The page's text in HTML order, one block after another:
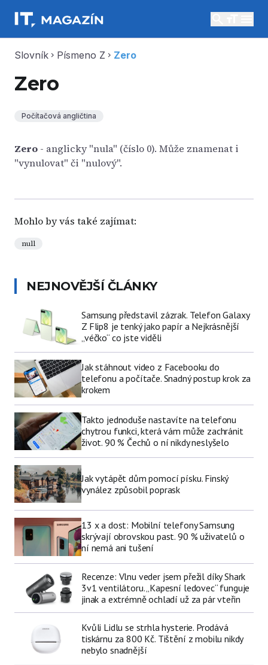
Slovník chevron_right Písmeno Z chevron_right Zero
Zero
Počítačová angličtina
Zero - anglicky "nula" (číslo 0). Může znamenat i
"vynulovat" či "nulový".
Mohlo by vás také zajímat:
null
NEJNOVĚJŠÍ ČLÁNKY
Samsung představil zázrak. Telefon Galaxy
Z Flip8 je tenký jako papír a Nejkrásnější
„véčko“ co jste viděli
Jak stáhnout video z Facebooku do
telefonu a počítače. Snadný postup krok za
krokem
Takto jednoduše nastavíte na telefonu
chytrou funkci, která vám může zachránit
život. 90 % Čechů o ní nikdy neslyšelo
Jak vytápět dům pomocí písku. Finský
vynález způsobil poprask
13 x a dost: Mobilní telefony Samsung
skrývají obrovskou past. 90 % uživatelů o
ní nemá ani tušení
Recenze: Vlnu veder jsem přežil díky Shark
3v1 ventilátoru. „Kapesní ledovec“ funguje
jinak a extrémně ochladí už za pár vteřin
Kvůli Lidlu se strhla hysterie. Prodává
tiskárnu za 800 Kč. Tištění z mobilu nikdy
nebylo snadnější